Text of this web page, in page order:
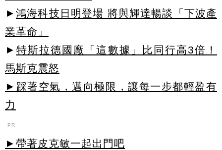
► 鴻海科技日明登場 將與輝達暢談「下波產
業革命」
► 特斯拉德國廠「這數據」比同行高3倍！
馬斯克震怒
►踩著空氣，邁向極限，讓每一步都輕盈有
力
PR
►帶著皮克敏一起出門吧